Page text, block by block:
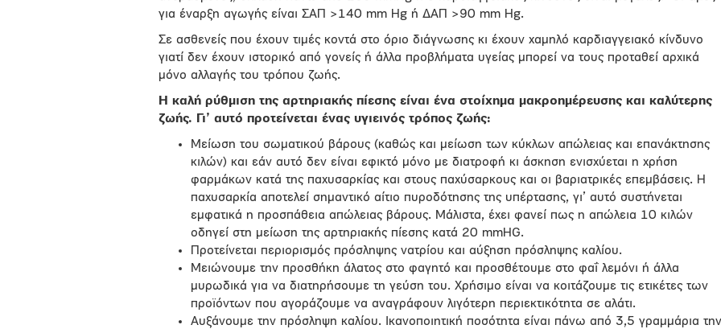
για έναρξη αγωγής είναι ΣΑΠ >140 mm Hg ή ΔΑΠ >90 mm Hg.
Σε ασθενείς που έχουν τιμές κοντά στο όριο διάγνωσης κι έχουν χαμηλό καρδιαγγειακό κίνδυνο
γιατί δεν έχουν ιστορικό από γονείς ή άλλα προβλήματα υγείας μπορεί να τους προταθεί αρχικά
μόνο αλλαγής του τρόπου ζωής.
Η καλή ρύθμιση της αρτηριακής πίεσης είναι ένα στοίχημα μακροημέρευσης και καλύτερης
ζωής. Γι’ αυτό προτείνεται ένας υγιεινός τρόπος ζωής:
Μείωση του σωματικού βάρους (καθώς και μείωση των κύκλων απώλειας και επανάκτησης
κιλών) και εάν αυτό δεν είναι εφικτό μόνο με διατροφή κι άσκηση ενισχύεται η χρήση
φαρμάκων κατά της παχυσαρκίας και στους παχύσαρκους και οι βαριατρικές επεμβάσεις. Η
παχυσαρκία αποτελεί σημαντικό αίτιο πυροδότησης της υπέρτασης, γι’ αυτό συστήνεται
εμφατικά η προσπάθεια απώλειας βάρους. Μάλιστα, έχει φανεί πως η απώλεια 10 κιλών
οδηγεί στη μείωση της αρτηριακής πίεσης κατά 20 mmHG.
Προτείνεται περιορισμός πρόσληψης νατρίου και αύξηση πρόσληψης καλίου.
Μειώνουμε την προσθήκη άλατος στο φαγητό και προσθέτουμε στο φαΐ λεμόνι ή άλλα
μυρωδικά για να διατηρήσουμε τη γεύση του. Χρήσιμο είναι να κοιτάζουμε τις ετικέτες των
προϊόντων που αγοράζουμε να αναγράφουν λιγότερη περιεκτικότητα σε αλάτι.
Αυξάνουμε την πρόσληψη καλίου. Ικανοποιητική ποσότητα είναι πάνω από 3,5 γραμμάρια την